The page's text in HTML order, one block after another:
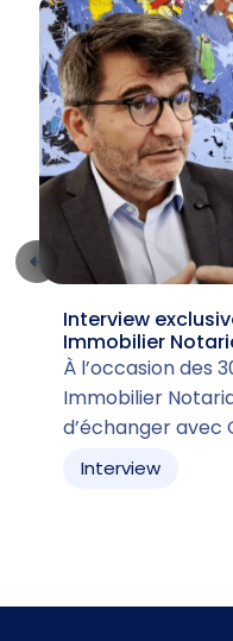
Interview
Immobilier
À l’occasion des
Immobilier
d’échanger avec
Interview